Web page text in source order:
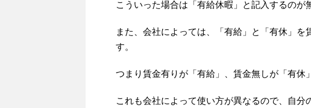
こういった場合は「有給休暇」と記入するのが
また、会社によっては、「有給」と「有休」
す。
つまり賃金有りが「有給」、賃金無しが「有休
これも会社によって使い方が異なるので、自